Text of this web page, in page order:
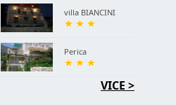
villa BIANCINI
Perica
VICE >